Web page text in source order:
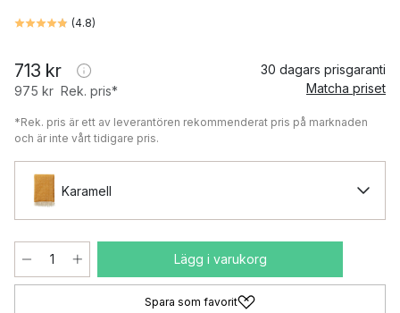
(4.8)
713 kr
975 kr Rek. pris*
30 dagars prisgaranti
Matcha priset
*Rek. pris är ett av leverantören rekommenderat pris på marknaden
och är inte vårt tidigare pris.
Karamell
Lägg i varukorg
Spara som favorit